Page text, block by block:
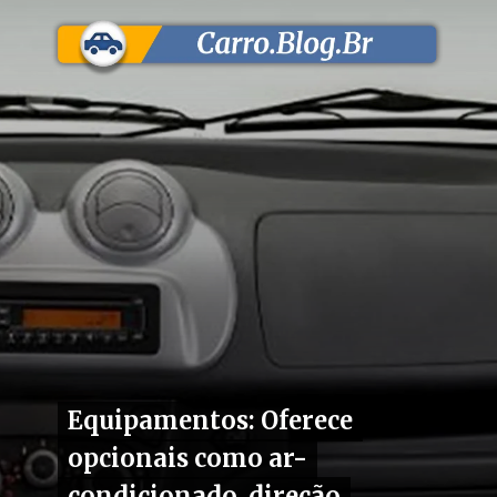
Equipamentos: Oferece
opcionais como ar-
Equipamentos: Oferece
opcionais como ar-